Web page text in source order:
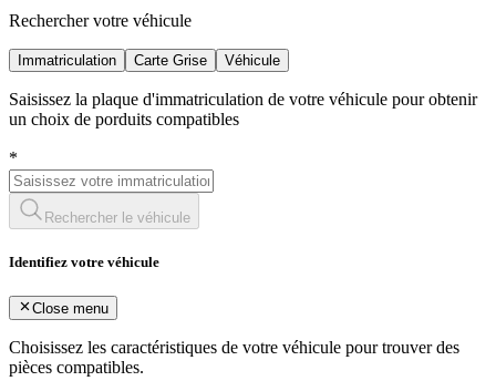
Rechercher votre véhicule
Immatriculation Carte Grise Véhicule
Saisissez la plaque d'immatriculation de votre véhicule pour obtenir
un choix de porduits compatibles
*
Rechercher le véhicule
Identifiez votre véhicule
Close menu
Choisissez les caractéristiques de votre véhicule pour trouver des
pièces compatibles.